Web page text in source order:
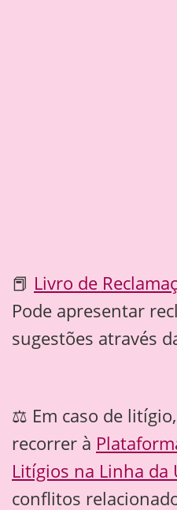
📕 Livro de
Pode apresentar
sugestões através
⚖️ Em caso de
recorrer à
Litígios na Linha da
conflitos